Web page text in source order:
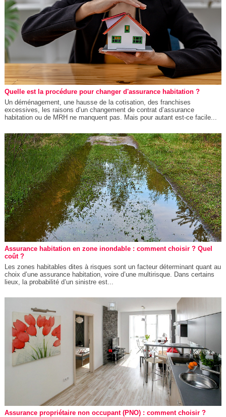
Quelle est la procédure pour changer d'assurance habitation ?
Un déménagement, une hausse de la cotisation, des franchises
excessives, les raisons d’un changement de contrat d’assurance
habitation ou de MRH ne manquent pas. Mais pour autant est-ce facile...
Assurance habitation en zone inondable : comment choisir ? Quel
coût ?
Les zones habitables dites à risques sont un facteur déterminant quant au
choix d’une assurance habitation, voire d’une multirisque. Dans certains
lieux, la probabilité d’un sinistre est...
Assurance propriétaire non occupant (PNO) : comment choisir ?